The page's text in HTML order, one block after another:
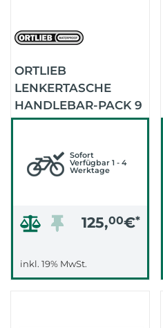
ORTLIEB
LENKERTASCHE
HANDLEBAR-PACK 9
L GRAVEL AB 1.8.202
Sofort
Verfügbar 1 - 4
Werktage
125,00€*
inkl. 19% MwSt.